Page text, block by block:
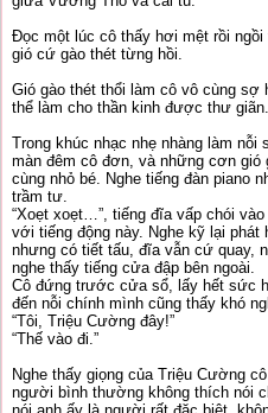
Đọc một lúc cô thấy hơi mệt rồi
gió cứ gào thét từng hồi.
Gió gào thét thổi làm cô vô cùng
thể làm cho thần kinh được thư giãn.
Trong khúc nhạc nhẹ nhàng làm
màn đêm cô đơn, và những cơn
cùng nhỏ bé. Nghe tiếng đàn piano
trầm tư.
“Xoẹt xoẹt…”, tiếng đĩa vấp chói
với tiếng động này. Nghe kỹ lại phát
nhưng có tiết tấu, đĩa vẫn cứ quay,
nghe thấy tiếng cửa đập bên ngoài.
Cô đứng trước cửa sổ, lấy hết sức
đến nỗi chính mình cũng thấy khó
“Tôi, Triệu Cường đây!”
“Thế vào đi.”
Nghe thấy giọng của Triệu Cường
người bình thường không thích nói